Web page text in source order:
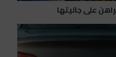
على جاليتها